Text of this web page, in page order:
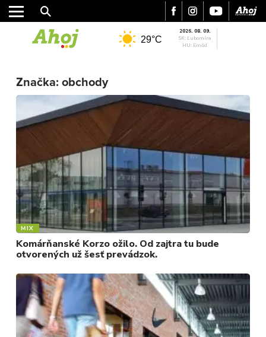
ŠPORT
FOTKY
VIDEO
MIX
29°C
2026. 08. 09.
SK: Ľubomíra
HU: Emőd
Značka: obchody
MIX
Komárňanské Korzo ožilo. Od zajtra tu bude
otvorených už šesť prevádzok.